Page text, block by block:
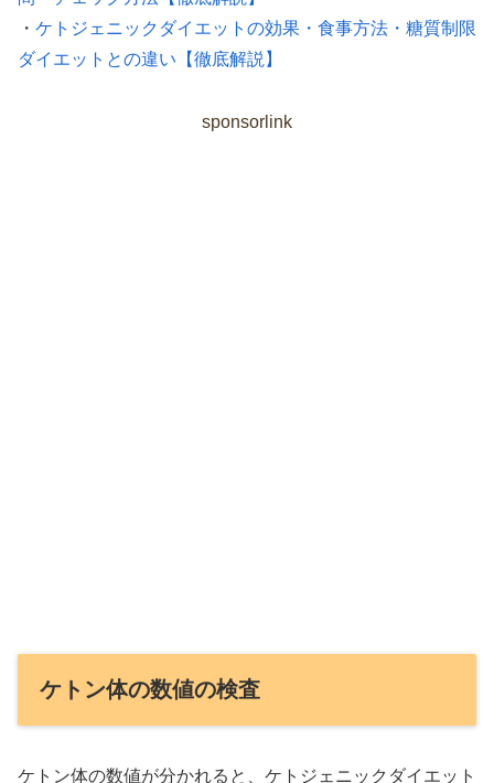
・ ケトジェニックダイエットの効果・食事方法・糖質制限
ダイエットとの違い【徹底解説】
sponsorlink
ケトン体の数値の検査
ケトン体の数値が分かれると、ケトジェニックダイエット